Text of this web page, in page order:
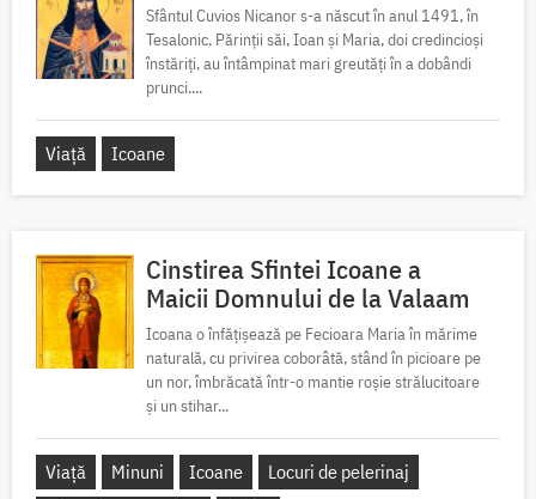
Sfântul Cuvios Nicanor s-a născut în anul 1491, în
Tesalonic. Părinții săi, Ioan și Maria, doi credincioși
înstăriți, au întâmpinat mari greutăți în a dobândi
prunci....
Viață Icoane
Cinstirea Sfintei Icoane a
Maicii Domnului de la Valaam
Icoana o înfățișează pe Fecioara Maria în mărime
naturală, cu privirea coborâtă, stând în picioare pe
un nor, îmbrăcată într-o mantie roșie strălucitoare
și un stihar...
Viață Minuni Icoane
Locuri de pelerinaj